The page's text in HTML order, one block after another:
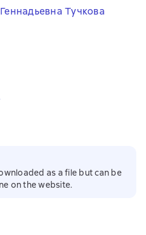
Тучкова
as a file but can be
on the website.